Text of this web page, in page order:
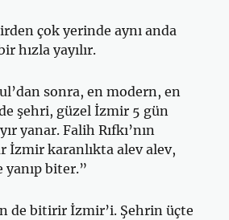
çok yerinde aynı anda
hızla yayılır.
sonra, en modern, en
şehri, güzel İzmir 5 gün
yanar. Falih Rıfkı’nın
İzmir karanlıkta alev alev,
biter.”
de bitirir İzmir’i. Şehrin üçte